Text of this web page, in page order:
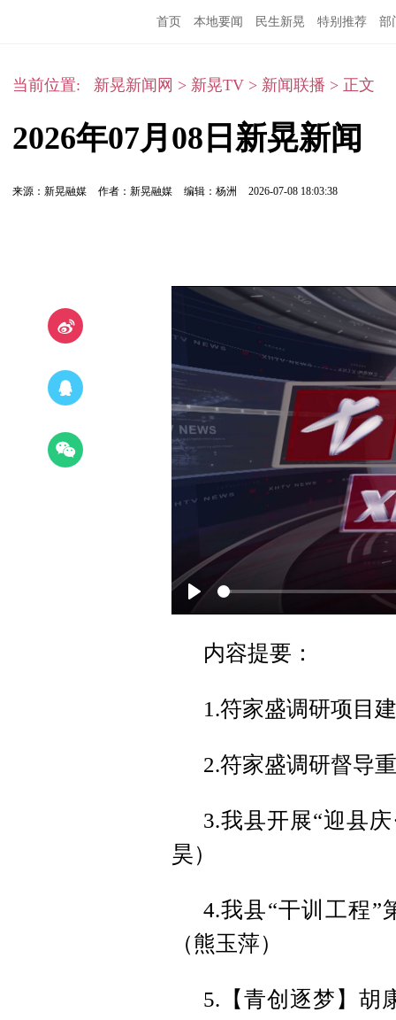
首页 本地要闻 民生新晃 特别推荐 部
当前位置: 新晃新闻网 > 新晃TV > 新闻联播 > 正文
2026年07月08日新晃新闻
来源：新晃融媒 作者：新晃融媒 编辑：杨洲 2026-07-08 18:03:38
Play
内容提要：
1.符家盛调研项目
2.符家盛调研督导
3.我县开展“迎县
昊）
4.我县“干训工程”
（熊玉萍）
5.【青创逐梦】胡